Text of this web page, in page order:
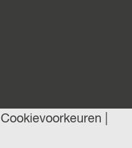
Cookievoorkeuren